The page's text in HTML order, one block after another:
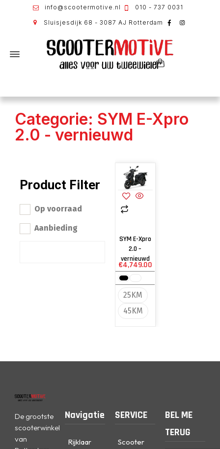
info@scootermotive.nl 010 - 737 0031
Sluisjesdijk 68 - 3087 AJ Rotterdam
Categorie: SYM E-Xpro
2.0 - vernieuwd
Product Filter
Op voorraad
Aanbieding
SYM E-Xpro
2.0 –
vernieuwd
€4,749.00
25KM
45KM
De grootste
scooterwinkel
van
Navigatie
Rijklaar
SERVICE
Scooter
BEL ME
TERUG